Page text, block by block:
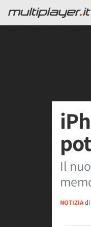
Il
NOTIZIAdi